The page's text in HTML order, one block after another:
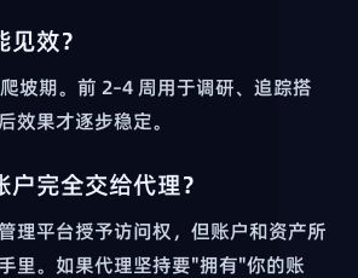
效？
坡期。前 2–4 周用于调研、追踪搭
效果才逐步稳定。
完全交给代理？
理平台授予访问权，但账户和资产所
里。如果代理坚持要"拥有"你的账